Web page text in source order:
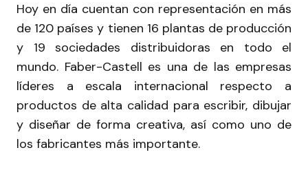
Hoy en día cuentan con representación en más
de 120 países y tienen 16 plantas de producción
y 19 sociedades distribuidoras en todo el
mundo. Faber-Castell es una de las empresas
líderes a escala internacional respecto a
productos de alta calidad para escribir, dibujar
y diseñar de forma creativa, así como uno de
los fabricantes más importante.